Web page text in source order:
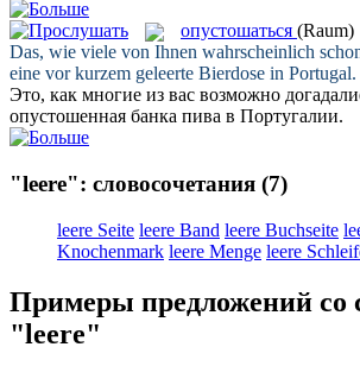
опустошаться (Raum)
Das, wie viele von Ihnen wahrscheinlich
eine vor kurzem geleerte Bierdose in Portugal.
Это, как многие из вас возможно
опустошенная банка пива в Португалии.
"leere": словосочетания (7)
leere Seite leere Band leere Buchseite
Knochenmark leere Menge leere
Примеры предложений со
"leere"